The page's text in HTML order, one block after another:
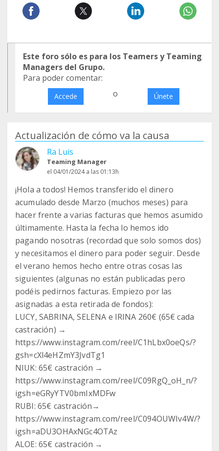
Este foro sólo es para los Teamers y Teaming
Managers del Grupo.
Para poder comentar:
Accede o Únete
Actualización de cómo va la causa
Ra Luis
Teaming Manager
el 04/01/2024 a las 01:13h
¡Hola a todos! Hemos transferido el dinero
acumulado desde Marzo (muchos meses) para
hacer frente a varias facturas que hemos asumido
últimamente. Hasta la fecha lo hemos ido
pagando nosotras (recordad que solo somos dos)
y necesitamos el dinero para poder seguir. Desde
el verano hemos hecho entre otras cosas las
siguientes (algunas no están publicadas pero
podéis pedirnos facturas. Empiezo por las
asignadas a esta retirada de fondos):
LUCY, SABRINA, SELENA e IRINA 260€ (65€ cada
castración) →
https://www.instagram.com/reel/C1hLbx0oeQs/?
gsh=cXl4eHZmY3JvdTg1
NIUK: 65€ castración →
https://www.instagram.com/reel/C09RgQ_oH_n/?
igsh=eGRyYTV0bmIxMDFw
RUBI: 65€ castración→
https://www.instagram.com/reel/C094OUWIv4W/?
igsh=aDU3OHAxNGc4OTAz
ALOE: 65€ castración →